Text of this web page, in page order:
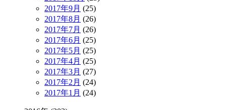
2017年9月 (25)
2017年8月 (26)
2017年7月 (26)
2017年6月 (25)
2017年5月 (25)
2017年4月 (25)
2017年3月 (27)
2017年2月 (24)
2017年1月 (24)